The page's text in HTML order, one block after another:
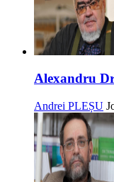
Alexandru
Andrei PLEȘU